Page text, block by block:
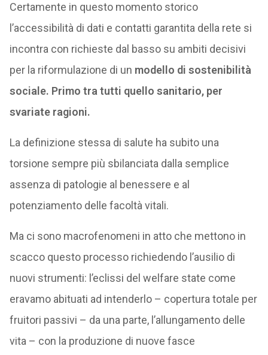
Certamente in questo momento storico
l’accessibilità di dati e contatti garantita della rete si
incontra con richieste dal basso su ambiti decisivi
per la riformulazione di un modello di sostenibilità
sociale. Primo tra tutti quello sanitario, per
svariate ragioni.
La definizione stessa di salute ha subito una
torsione sempre più sbilanciata dalla semplice
assenza di patologie al benessere e al
potenziamento delle facoltà vitali.
Ma ci sono macrofenomeni in atto che mettono in
scacco questo processo richiedendo l’ausilio di
nuovi strumenti: l’eclissi del welfare state come
eravamo abituati ad intenderlo – copertura totale per
fruitori passivi – da una parte, l’allungamento delle
vita – con la produzione di nuove fasce